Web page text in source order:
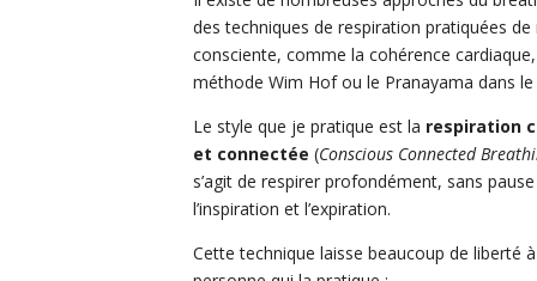
des techniques de respiration pratiquées de
consciente, comme la cohérence
méthode Wim Hof ou le Pranayama dans le
Le style que je pratique est la respiration
et connectée (Conscious Connected
s’agit de respirer profondément, sans
l’inspiration et l’expiration.
Cette technique laisse beaucoup de liberté